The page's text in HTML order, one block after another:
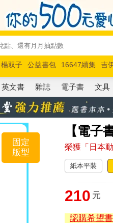
楊双子 公益書包 16647續集 吉
新作 馬斯克 玩具總動員5 超
英文書 雜誌 電子書 文具
【電子
榮獲「日本
固定
版型
紙本平裝
210 元
認購希望